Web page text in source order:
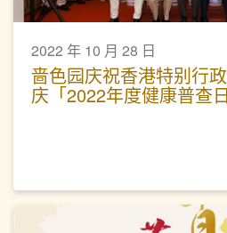
2022 年 10 月 28 日
啬色园庆祝香港特别行
庆「2022年度健康普查日